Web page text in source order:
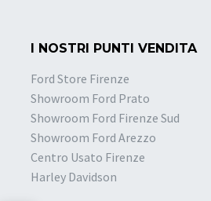
I NOSTRI PUNTI VENDITA
Ford Store Firenze
Showroom Ford Prato
Showroom Ford Firenze Sud
Showroom Ford Arezzo
Centro Usato Firenze
Harley Davidson